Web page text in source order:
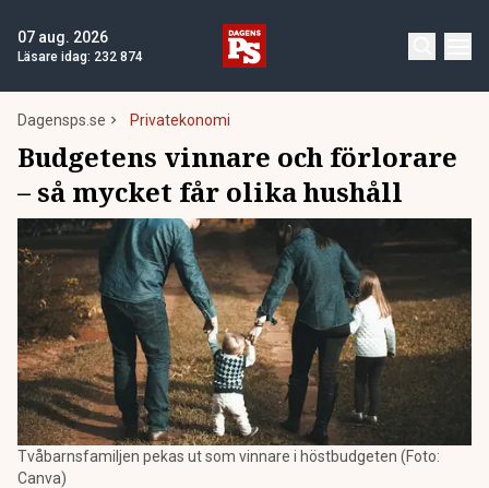
07 aug. 2026
Läsare idag: 232 874
Dagensps.se Privatekonomi
Budgetens vinnare och förlorare
– så mycket får olika hushåll
Tvåbarnsfamiljen pekas ut som vinnare i höstbudgeten (Foto:
Canva)